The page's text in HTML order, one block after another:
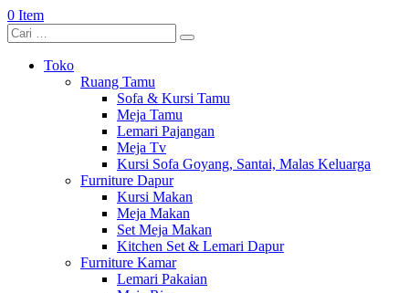
0 Item
Toko
Ruang Tamu
Sofa & Kursi Tamu
Meja Tamu
Lemari Pajangan
Meja Tv
Kursi Sofa Goyang, Santai, Malas Keluarga
Furniture Dapur
Kursi Makan
Meja Makan
Set Meja Makan
Kitchen Set & Lemari Dapur
Furniture Kamar
Lemari Pakaian